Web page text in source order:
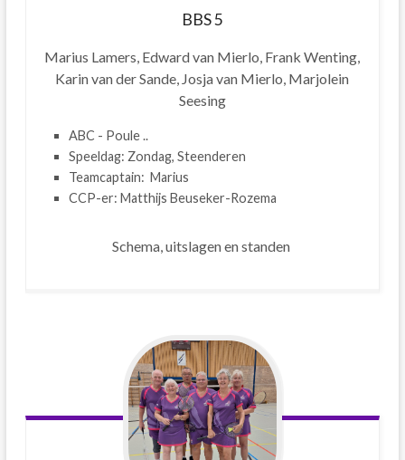
BBS5
Marius Lamers, Edward van Mierlo, Frank Wenting,
Karin van der Sande, Josja van Mierlo, Marjolein
Seesing
ABC - Poule ..
Speeldag: Zondag, Steenderen
Teamcaptain: Marius
CCP-er: Matthijs Beuseker-Rozema
Schema, uitslagen en standen